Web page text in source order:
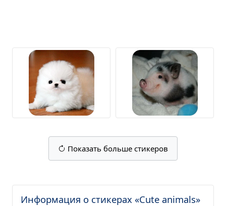
Показать больше стикеров
Информация о стикерах «Cute animals»